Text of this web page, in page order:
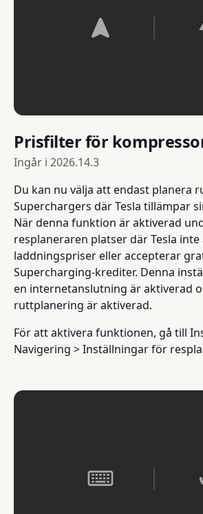
Prisfilter för
Ingår i 2026.14.3
Du kan nu välja att endast planera
Superchargers där Tesla tillämpar
När denna funktion är aktiverad
resplaneraren platser där Tesla
laddningspriser eller accepterar
Supercharging-krediter. Denna
en internetanslutning är aktiverad
ruttplanering är aktiverad.
För att aktivera funktionen, gå till
Navigering > Inställningar för